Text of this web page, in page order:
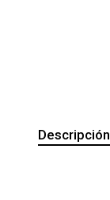
Descripción